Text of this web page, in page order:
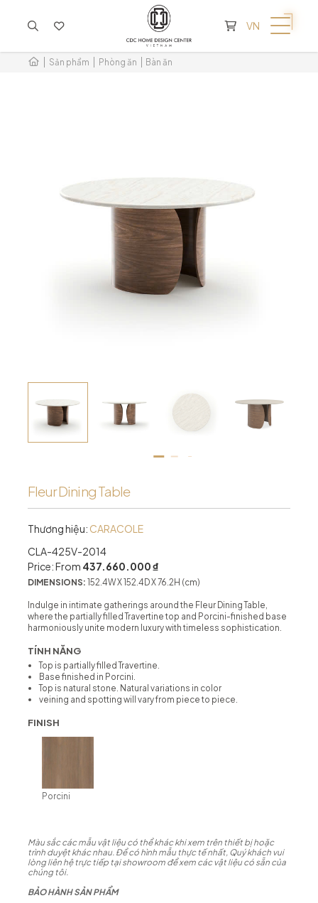
KHÔNG CÓ SẢN PHẨM TRONG GIỎ HÀNG
VN
Sản phẩm Phòng ăn Bàn ăn
Fleur Dining Table
Thương hiệu: CARACOLE
CLA-425V-2014
Price: From 437.660.000 ₫
DIMENSIONS: 152.4W X 152.4D X 76.2H (cm)
Indulge in intimate gatherings around the Fleur Dining Table,
where the partially filled Travertine top and Porcini-finished base
harmoniously unite modern luxury with timeless sophistication.
TÍNH NĂNG
Top is partially filled Travertine.
Base finished in Porcini.
Top is natural stone. Natural variations in color
veining and spotting will vary from piece to piece.
FINISH
Porcini
Màu sắc các mẫu vật liệu có thể khác khi xem trên thiết bị hoặc
trình duyệt khác nhau. Để có hình mẫu thực tế nhất, Quý khách vui
lòng liên hệ trực tiếp tại showroom để xem các vật liệu có sẵn của
chúng tôi.
BẢO HÀNH SẢN PHẨM